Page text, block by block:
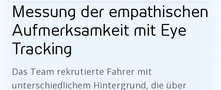
Messung der empathischen
Aufmerksamkeit mit Eye
Tracking
Das Team rekrutierte Fahrer mit
unterschiedlichem Hintergrund, die über